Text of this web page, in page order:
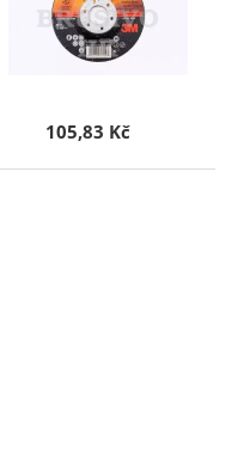
105,83 Kč